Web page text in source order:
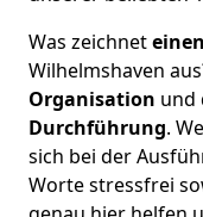
Was zeichnet
Wilhelmshaven
Organisation und
Durchführung.
sich bei der
Worte stressfrei